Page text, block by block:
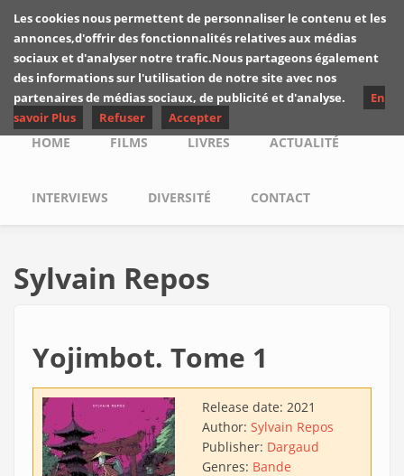
Skip to main content
Les critiques de
Yuyine
Main menu
HOME FILMS LIVRES ACTUALITÉ
INTERVIEWS DIVERSITÉ CONTACT
Sylvain Repos
Yojimbot. Tome 1
Release date: 2021
Author: Sylvain Repos
Publisher: Dargaud
Genres: Bande
Les cookies nous permettent de personnaliser le contenu et les
annonces,d'offrir des fonctionnalités relatives aux médias
sociaux et d'analyser notre trafic.Nous partageons également
des informations sur l'utilisation de notre site avec nos
partenaires de médias sociaux, de publicité et d'analyse.
En
savoir Plus
Refuser Accepter